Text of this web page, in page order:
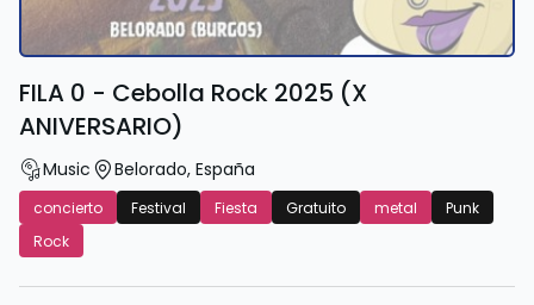
FILA 0 - Cebolla Rock 2025 (X
ANIVERSARIO)
Music Belorado, España
concierto Festival Fiesta Gratuito metal
Punk
Rock